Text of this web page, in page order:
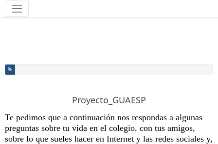
Herramientas
Ha completado el % de este formulario
%
Proyecto_GUAESP
Te pedimos que a continuación nos respondas a algunas
preguntas sobre tu vida en el colegio, con tus amigos,
sobre lo que sueles hacer en Internet y las redes sociales y,